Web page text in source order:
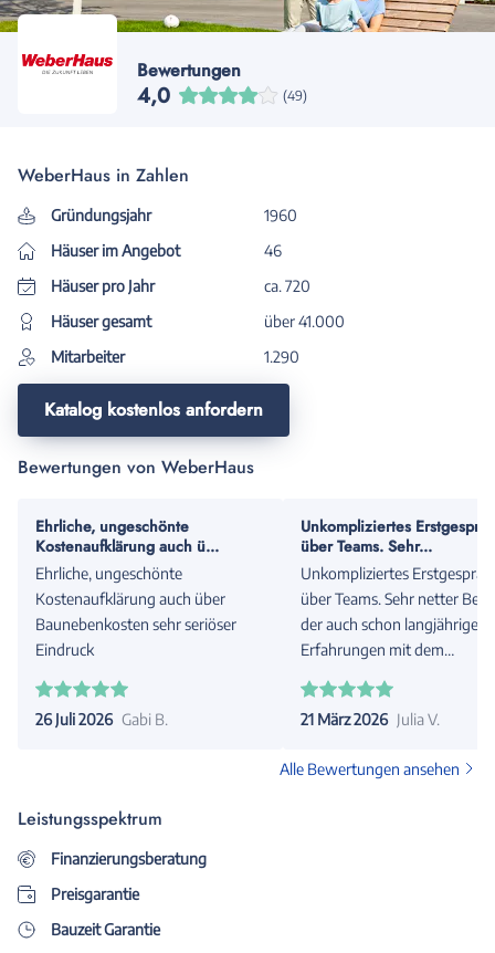
Bewertungen
4,0 (49)
WeberHaus in Zahlen
Gründungsjahr
1960
Häuser im Angebot
46
Häuser pro Jahr
ca. 720
Häuser gesamt
über 41.000
Mitarbeiter
1.290
Katalog kostenlos anfordern
Bewertungen von WeberHaus
Ehrliche, ungeschönte
Kostenaufklärung auch ü...
Ehrliche, ungeschönte
Kostenaufklärung auch über
Baunebenkosten sehr seriöser
Eindruck
26 Juli 2026 Gabi B.
Unkompliziertes
über Teams. Sehr...
Unkompliziertes
über Teams. Sehr netter
der auch schon langjährige
Erfahrungen mit dem
21 März 2026 Julia V.
Alle Bewertungen ansehen
Leistungsspektrum
Finanzierungsberatung
Preisgarantie
Bauzeit Garantie